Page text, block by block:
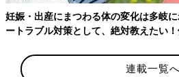
妊娠・出産にまつわる体の変化は多岐
ートラブル対策として、絶対教えたい
連載一覧へ